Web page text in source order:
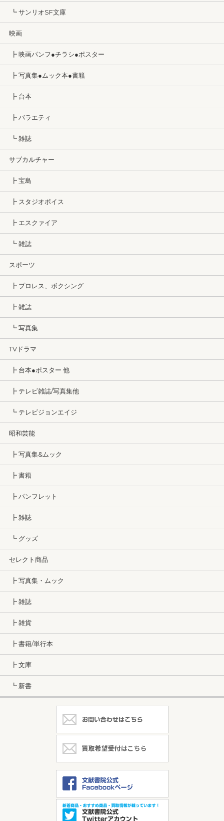
┗ サンリオSF文庫
映画
┣ 映画パンフ●チラシ●ポスター
┣ 写真集●ムック本●書籍
┣ 台本
┣ バラエティ
┗ 雑誌
サブカルチャー
┣ 宝島
┣ スタジオボイス
┣ エスクァイア
┗ 雑誌
スポーツ
┣ プロレス、ボクシング
┣ 雑誌
┗ 写真集
TVドラマ
┣ 台本●ポスター 他
┣ テレビ雑誌/写真集他
┗ テレビジョンエイジ
昭和芸能
┣ 写真集&ムック
┣ 書籍
┣ パンフレット
┣ 雑誌
┗ グッズ
セレクト商品
┣ 写真集・ムック
┣ 雑誌
┣ 雑貨
┣ 書籍/単行本
┣ 文庫
┗ 新書